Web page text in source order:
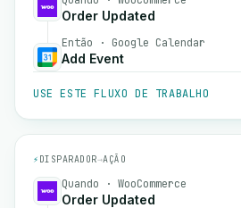
Order Updated
Então · Google Calendar
Add Event
USE ESTE FLUXO DE TRABALHO
⚡ DISPARADOR→AÇÃO
Quando · WooCommerce
Order Updated